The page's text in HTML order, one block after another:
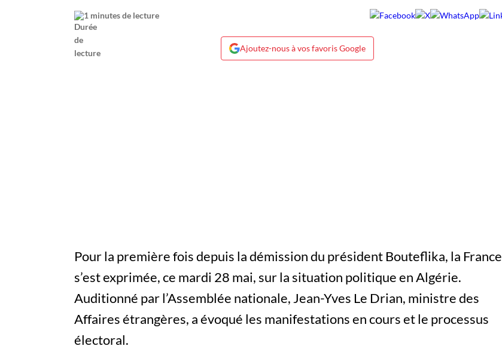
1 minutes de lecture
Ajoutez-nous à vos favoris Google
Pour la première fois depuis la démission du président Bouteflika, la France
s’est exprimée, ce mardi 28 mai, sur la situation politique en Algérie.
Auditionné par l’Assemblée nationale, Jean-Yves Le Drian, ministre des
Affaires étrangères, a évoqué les manifestations en cours et le processus
électoral.